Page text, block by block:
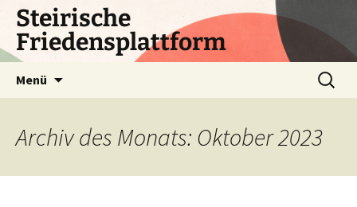
Zum
Inhalt
springen
Steirische
Friedensplattform
Menü
Suchen
nach:
Archiv des Monats: Oktober 2023